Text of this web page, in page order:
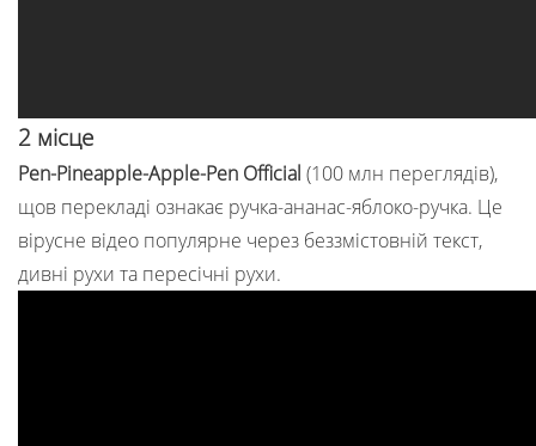
2 місце
Pen-Pineapple-Apple-Pen Official (100 млн переглядів),
щов перекладі ознакає ручка-ананас-яблоко-ручка. Це
вірусне відео популярне через беззмістовній текст,
дивні рухи та пересічні рухи.